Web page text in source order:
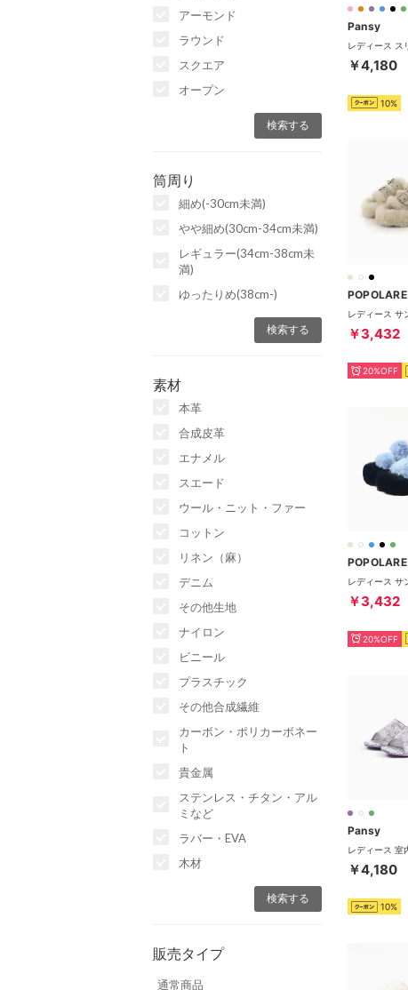
アーモンド
ラウンド
スクエア
オープン
筒周り
細め(-30cm未満)
やや細め(30cm-34cm未満)
レギュラー(34cm-38cm未
満)
ゆったりめ(38cm-)
素材
本革
合成皮革
エナメル
スエード
ウール・ニット・ファー
コットン
リネン（麻）
デニム
その他生地
ナイロン
ビニール
プラスチック
その他合成繊維
カーボン・ポリカーボネー
ト
貴金属
ステンレス・チタン・アル
ミなど
ラバー・EVA
木材
販売タイプ
通常商品
Pansy
￥4,180
10%
POPOLARE
￥3,432
20%OFF
POPOLARE
￥3,432
20%OFF
Pansy
￥4,180
10%